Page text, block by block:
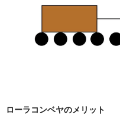
ローラコンベヤのメリット